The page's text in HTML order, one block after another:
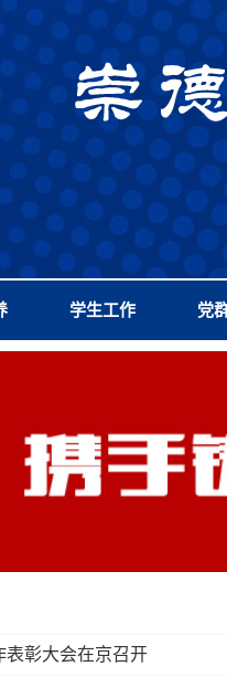
学生工作 党
表彰大会在京召开